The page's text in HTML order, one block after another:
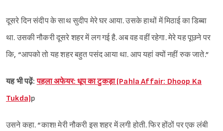
दूसरे दिन संदीप के साथ सुदीप मेरे घर आया. उसके हाथों में मिठाई का डिब्बा
था. उसकी नौकरी दूसरे शहर में लग गई है. अब वह वहीं रहेगा. मेरे यह पूछने पर
कि, “आपको तो यह शहर बहुत पसंद आया था. आप यहां क्यों नहीं रुक जाते.”
यह भी पढ़ें:पहला अफेयर: धूप का टुकड़ा (Pahla Affair: Dhoop Ka
Tukda)p
उसने कहा. “काश! मेरी नौकरी इस शहर में लगी होती. फिर होंठों पर एक लंबी